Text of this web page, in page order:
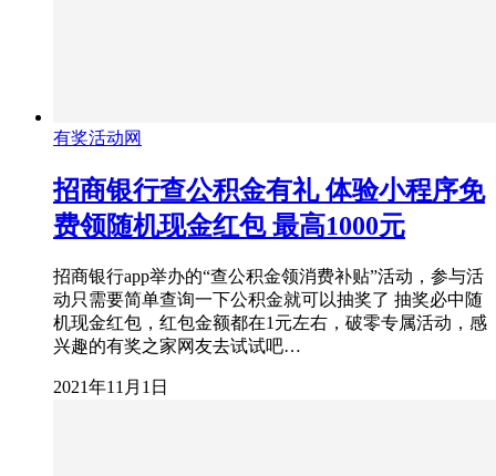
有奖活动网
招商银行查公积金有礼 体验小程序免
费领随机现金红包 最高1000元
招商银行app举办的“查公积金领消费补贴”活动，参与活
动只需要简单查询一下公积金就可以抽奖了 抽奖必中随
机现金红包，红包金额都在1元左右，破零专属活动，感
兴趣的有奖之家网友去试试吧…
2021年11月1日